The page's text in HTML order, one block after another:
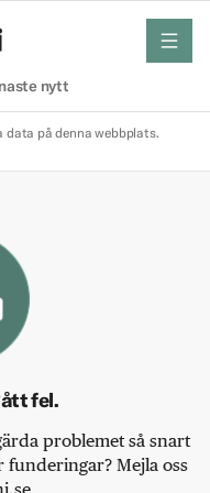
nytt
meny
data på denna webbplats.
fel.
problemet så snart
Mejla oss